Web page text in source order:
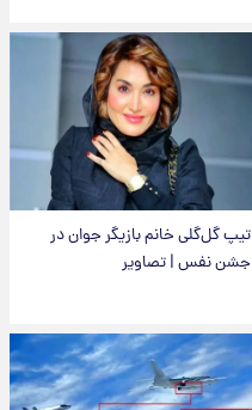
تیپ گل‌گلی خانم بازیگر جوان در
جشن نفس | تصاویر